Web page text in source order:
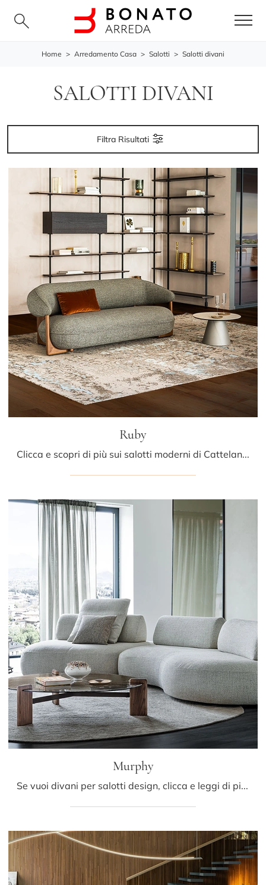
Home > Arredamento Casa > Salotti > Salotti divani
SALOTTI DIVANI
Filtra Risultati
Ruby
Clicca e scopri di più sui salotti moderni di Cattelan Italia! Diversi modelli di divani, come Ruby, ti attendono.
Murphy
Se vuoi divani per salotti design, clicca e leggi di più sul modello Murphy in tessuto della firma Cattelan Italia.